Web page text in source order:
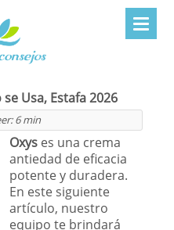
Usa, Estafa 2026
6 min
Oxys es una crema
antiedad de eficacia
potente y duradera.
En este siguiente
artículo, nuestro
equipo te brindará